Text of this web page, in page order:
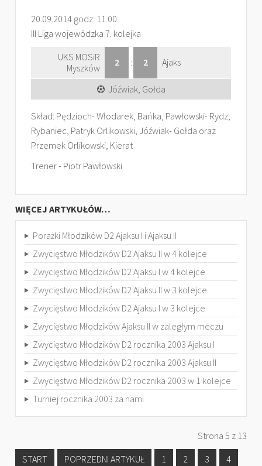
20.09.2014 godz. 11.00
III Liga wojewódzka 7. kolejka
UKS MOSiR
Myszków
2 : 2 Ajaks
Jóźwiak, Gołda
Skład: Pędzioch- Włodarek, Bańka, Pawłowski- Rydz,
Rybaniec, Patryk Orlikowski, Jóźwiak- Gołda oraz
Przemek Orlikowski, Kierat
Trener - Piotr Pawłowski
WIĘCEJ ARTYKUŁÓW…
Porażki Młodzików D2 Ajaksu I i Ajaksu II
Zwycięstwo Młodzików D2 Ajaksu II w 4 kolejce
Zwycięstwo Młodzików D2 Ajaksu I w 4 kolejce
Zwycięstwo Młodzików D2 Ajaksu II w 3 kolejce
Zwycięstwo Młodzików D2 Ajaksu I w 3 kolejce
Zwycięstwo Młodzików Ajaksu II w zaległym meczu
Zwycięstwo Młodzików D2 rocznika 2003 Ajaksu I
Zwycięstwo Młodzików D2 rocznika 2003 Ajaksu II
Zwycięstwo Młodzików D2 rocznika 2003 w 1 kolejce
Turniej rocznika 2003 za nami
Strona 5 z 13
START
POPRZEDNI ARTYKUŁ 1 2 3
4